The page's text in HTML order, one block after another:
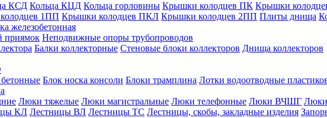
КСД Кольца КЦД Кольца горловины Крышки колодцев ПК Крышки
1ПП Крышки колодцев ПКЛ Крышки колодцев 2ПП Плиты днища
железобетонная
приямок Неподвижные опоры трубопроводов
Балки коллекторные Стеновые блоки коллекторов Днища коллекторов
Блок носка консоли Блоки трамплина Лотки водоотводные
Люки тяжелые Люки магистральные Люки телефонные Люки ВЧШГ Люки
КЛ Лестницы ВЛ Лестницы ТС Лестницы, скобы, закладные изделия